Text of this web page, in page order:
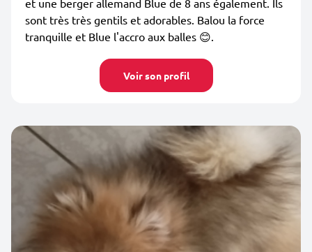
et une berger allemand Blue de 8 ans également. Ils
sont très très gentils et adorables. Balou la force
tranquille et Blue l'accro aux balles 😊.
Voir son profil